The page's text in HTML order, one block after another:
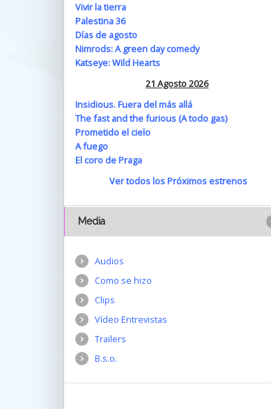
Vivir la tierra
Palestina 36
Días de agosto
Nimrods: A green day comedy
Katseye: Wild Hearts
21 Agosto 2026
Insidious. Fuera del más allá
The fast and the furious (A todo gas)
Prometido el cielo
A fuego
El coro de Praga
Ver todos los Próximos estrenos
Media
Audios
Como se hizo
Clips
Vídeo Entrevistas
Trailers
B.s.o.